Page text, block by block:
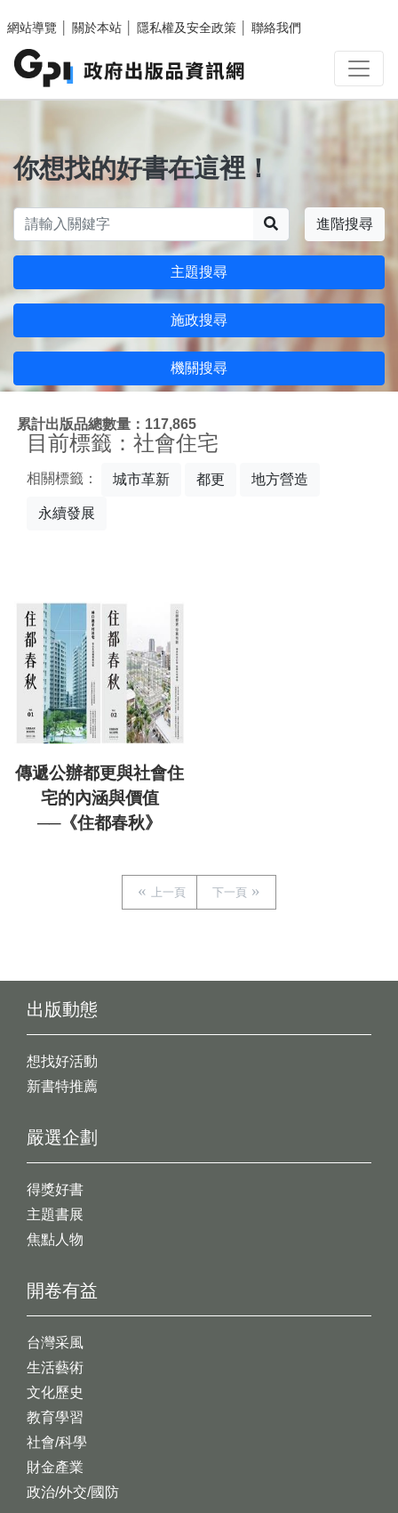
網站導覽
關於本站 隱私權及安全政策 聯絡我們
你想找的好書在這裡！
進階搜尋
主題搜尋
施政搜尋
機關搜尋
累計出版品總數量：117,865
目前標籤：社會住宅
相關標籤： 城市革新 都更 地方營造
永續發展
傳遞公辦都更與社會住
宅的內涵與價值
──《住都春秋》
上一頁 下一頁
出版動態
想找好活動
新書特推薦
開卷有益
台灣采風
生活藝術
文化歷史
教育學習
社會/科學
財金產業
政治/外交/國防
嚴選企劃
得獎好書
主題書展
焦點人物